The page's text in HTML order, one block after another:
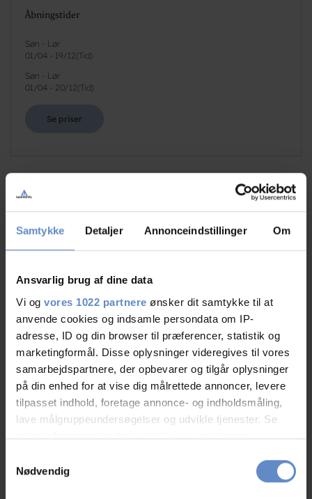
Samtykke Detaljer Annonceindstillinger Om
Ansvarlig brug af dine data
Vi og vores 1022 partnere ønsker dit samtykke til at
anvende cookies og indsamle persondata om IP-
adresse, ID og din browser til præferencer, statistik og
marketingformål. Disse oplysninger videregives til vores
samarbejdspartnere, der opbevarer og tilgår oplysninger
på din enhed for at vise dig målrettede annoncer, levere
tilpasset indhold, foretage annonce- og indholdsmåling,
lave målgruppeundersøgelser og udvikle tjenester. Se
mere information underindstillingerog i vores
tilbage eller ændre indstillinger fra vores
"Cookiedeklaration", eller ved at trykke på "Privacy
Nødvendig
Åbningstider
Søn - Lør
01/04 - 19/12( Tid)
Søn - Lør
01/04 - 20/12( Tid)
Se priser
Info
Antal senge
Antal værelser med bad og/eller toilet
Antal værelser uden bad og/eller toilet 6
Faciliteter
Hunde er velkomne